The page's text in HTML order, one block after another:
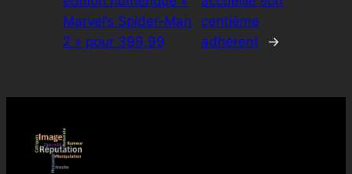
Marvel’s Spider-Man
2 » pour 399,99
centième
adhérent
→